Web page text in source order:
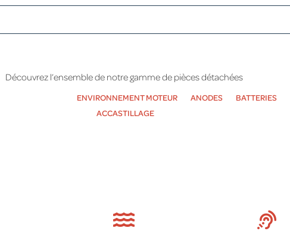
Découvrez l’ensemble de notre gamme de pièces détachées
ENVIRONNEMENT MOTEUR ANODES BATTERIES
ACCASTILLAGE